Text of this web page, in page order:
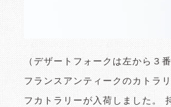
（デザートフォークは左から３番
フランスアンティークのカトラ
フカトラリーが入荷しました。